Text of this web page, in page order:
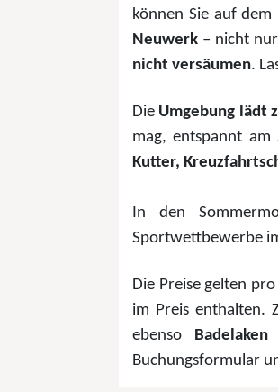
können Sie auf dem
Neuwerk – nicht
nicht versäumen.
Die Umgebung lädt
mag, entspannt
Kutter,
In den
Sportwettbewerbe
Die Preise gelten
im Preis enthalten.
ebenso
Buchungsformular